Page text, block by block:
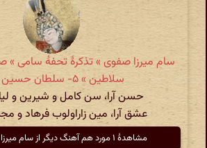
سام میرزا صفوی » تذکرهٔ تحفهٔ سامی »
سلاطین » ۵- سلطان حسین میرزا
حسن آرا، سن کامل و شیرین و
عشق آرا، مین زاراولوب فرهاد و
مشاهدهٔ ۱ مورد هم آهنگ دیگر از سام میرزا صفوی